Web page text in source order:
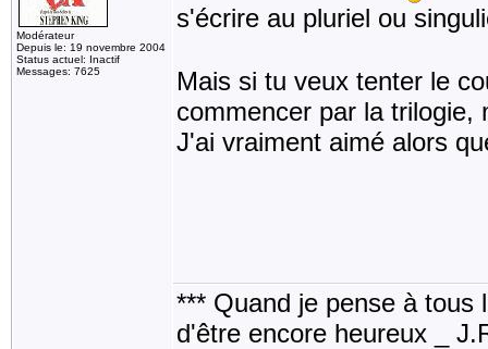
Modérateur
Depuis le: 19 novembre 2004
Status actuel: Inactif
Messages: 7625
s'écrire au pluriel ou
Mais si tu veux tenter le
commencer par la
J'ai vraiment aimé alors
*** Quand je pense à tous
d'être encore heureux _